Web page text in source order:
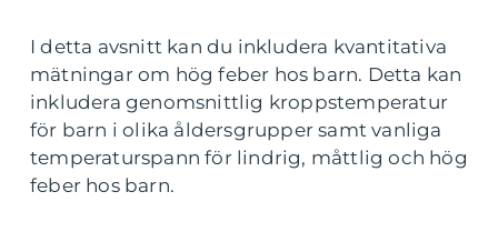
I detta avsnitt kan du inkludera kvantitativa
mätningar om hög feber hos barn. Detta kan
inkludera genomsnittlig kroppstemperatur
för barn i olika åldersgrupper samt vanliga
temperaturspann för lindrig, måttlig och hög
feber hos barn.